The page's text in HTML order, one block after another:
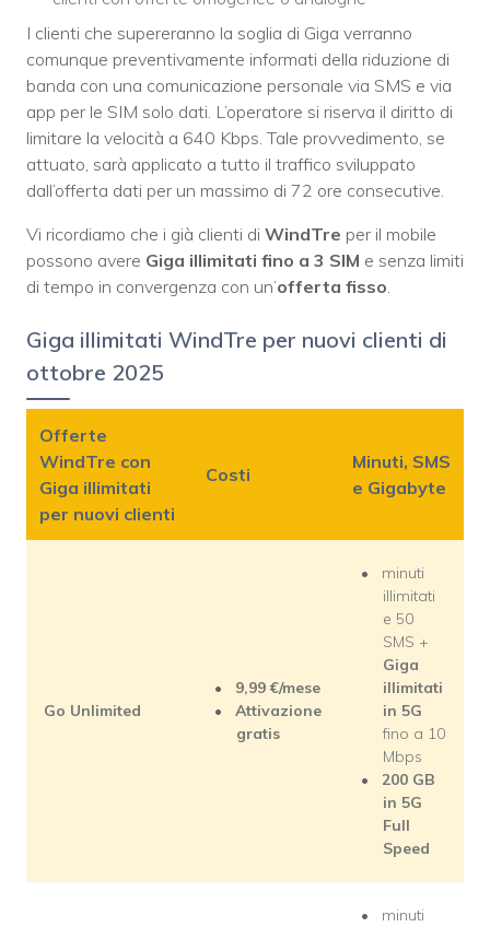
I clienti che supereranno la soglia di Giga verranno
comunque preventivamente informati della riduzione di
banda con una comunicazione personale via SMS e via
app per le SIM solo dati. L’operatore si riserva il diritto di
limitare la velocità a 640 Kbps. Tale provvedimento, se
attuato, sarà applicato a tutto il traffico sviluppato
dall’offerta dati per un massimo di 72 ore consecutive.
Vi ricordiamo che i già clienti di WindTre per il mobile
possono avere Giga illimitati fino a 3 SIM e senza limiti
di tempo in convergenza con un’offerta fisso.
Giga illimitati WindTre per nuovi clienti di
ottobre 2025
Offerte
WindTre con
Giga illimitati
per nuovi clienti
Costi
Minuti, SMS
e Gigabyte
Go Unlimited
9,99€/mese
Attivazione
gratis
minuti
illimitati
e 50
SMS +
Giga
illimitati
in 5G
fino a 10
Mbps
200 GB
in 5G
Full
Speed
minuti